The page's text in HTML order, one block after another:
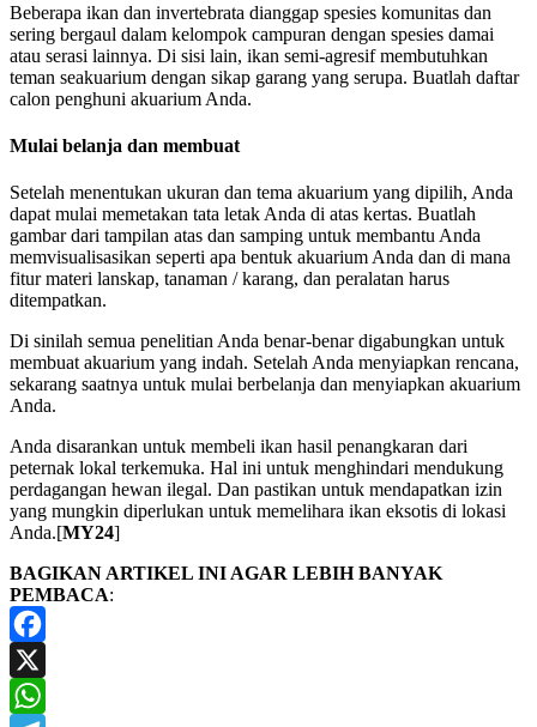
Beberapa ikan dan invertebrata dianggap spesies komunitas dan
sering bergaul dalam kelompok campuran dengan spesies damai
atau serasi lainnya. Di sisi lain, ikan semi-agresif membutuhkan
teman seakuarium dengan sikap garang yang serupa. Buatlah daftar
calon penghuni akuarium Anda.
Mulai belanja dan membuat
Setelah menentukan ukuran dan tema akuarium yang dipilih, Anda
dapat mulai memetakan tata letak Anda di atas kertas. Buatlah
gambar dari tampilan atas dan samping untuk membantu Anda
memvisualisasikan seperti apa bentuk akuarium Anda dan di mana
fitur materi lanskap, tanaman / karang, dan peralatan harus
ditempatkan.
Di sinilah semua penelitian Anda benar-benar digabungkan untuk
membuat akuarium yang indah. Setelah Anda menyiapkan rencana,
sekarang saatnya untuk mulai berbelanja dan menyiapkan akuarium
Anda.
Anda disarankan untuk membeli ikan hasil penangkaran dari
peternak lokal terkemuka. Hal ini untuk menghindari mendukung
perdagangan hewan ilegal. Dan pastikan untuk mendapatkan izin
yang mungkin diperlukan untuk memelihara ikan eksotis di lokasi
Anda.[MY24]
BAGIKAN ARTIKEL INI AGAR LEBIH BANYAK
PEMBACA:
Facebook
X